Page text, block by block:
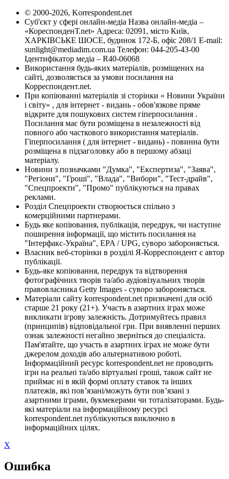
© 2000-2026, Korrespondent.net
Суб'єкт у сфері онлайн-медіа Назва онлайн-медіа –
«КореспонденТ.net» Адреса: 02091, місто Київ,
ХАРКІВСЬКЕ ШОСЕ, будинок 172-Б, офіс 208/1 E-mail:
sunlight@mediadim.com.ua Телефон: 044-205-43-00
Ідентифікатор медіа – R40-06068
Використання будь-яких матеріалів, розміщених на
сайті, дозволяється за умови посилання на
Корреспондент.net.
При копіюванні матеріалів зі сторінки « Новини України
і світу» , для інтернет - видань - обов'язкове пряме
відкрите для пошукових систем гіперпосилання .
Посилання має бути розміщена в незалежності від
повного або часткового використання матеріалів.
Гіперпосилання ( для інтернет - видань) - повинна бути
розміщена в підзаголовку або в першому абзаці
матеріалу.
Новини з позначками "Думка", "Експертиза", "Заява",
"Регіони", "Гроші", "Влада", "Вибори", "Тест-драйв",
"Спецпроекти", "Промо" публікуються на правах
реклами.
Розділ Спецпроекти створюється спільно з
комерційними партнерами.
Будь яке копіювання, публікація, передрук, чи наступне
поширення інформації, що містить посилання на
"Інтерфакс-Україна", EPA / UPG, суворо забороняється.
Власник веб-сторінки в розділі Я-Корреспондент є автор
публікації.
Будь-яке копіювання, передрук та відтворення
фотографічних творів та/або аудіовізуальних творів
правовласника Getty Images - суворо забороняється.
Матеріали сайту korrespondent.net призначені для осіб
старше 21 року (21+). Участь в азартних іграх може
викликати ігрову залежність. Дотримуйтесь правил
(принципів) відповідальної гри. При виявленні перших
ознак залежності негайно зверніться до спеціаліста.
Пам'ятайте, що участь в азартних іграх не може бути
джерелом доходів або альтернативою роботі.
Інформаційний ресурс korrespondent.net не проводить
ігри на реальні та/або віртуальні гроші, також сайт не
приймає ні в якій формі оплату ставок та інших
платежів, які пов’язані/можуть бути пов’язані з
азартними іграми, букмекерами чи тоталізаторами. Будь-
які матеріали на інформаційному ресурсі
korrespondent.net публікуються виключно в
інформаційних цілях.
X
Ошибка